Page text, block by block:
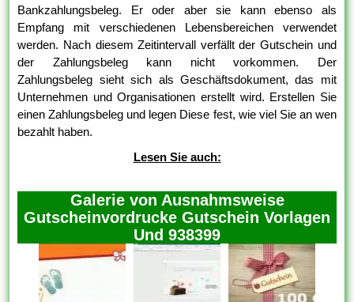
Bankzahlungsbeleg. Er oder aber sie kann ebenso als
Empfang mit verschiedenen Lebensbereichen verwendet
werden. Nach diesem Zeitintervall verfällt der Gutschein und
der Zahlungsbeleg kann nicht vorkommen. Der
Zahlungsbeleg sieht sich als Geschäftsdokument, das mit
Unternehmen und Organisationen erstellt wird. Erstellen Sie
einen Zahlungsbeleg und legen Diese fest, wie viel Sie an wen
bezahlt haben.
Lesen Sie auch:
Galerie von Ausnahmsweise
Gutscheinvordrucke Gutschein Vorlagen
Und 938399